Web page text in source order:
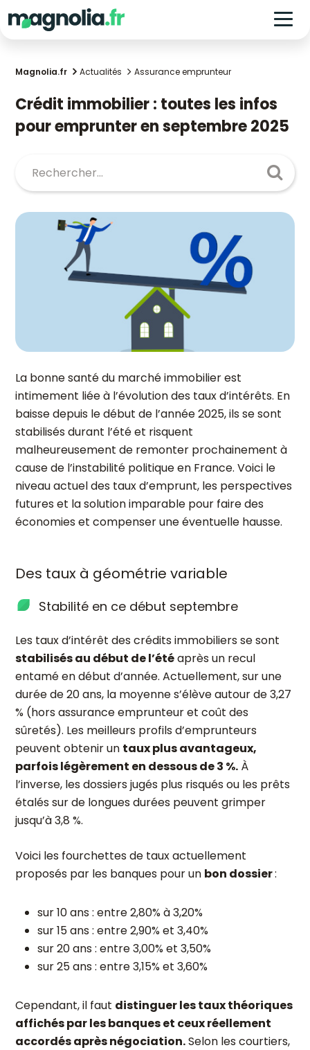
Magnolia.fr Actualités Assurance emprunteur
Crédit immobilier : toutes les infos
pour emprunter en septembre 2025
La bonne santé du marché immobilier est
intimement liée à l’évolution des taux d’intérêts. En
baisse depuis le début de l’année 2025, ils se sont
stabilisés durant l’été et risquent
malheureusement de remonter prochainement à
cause de l’instabilité politique en France. Voici le
niveau actuel des taux d’emprunt, les perspectives
futures et la solution imparable pour faire des
économies et compenser une éventuelle hausse.
Des taux à géométrie variable
Stabilité en ce début septembre
Les taux d’intérêt des crédits immobiliers se sont
stabilisés au début de l’étéaprès un recul
entamé en début d’année. Actuellement, sur une
durée de 20 ans, la moyenne s’élève autour de 3,27
% (hors assurance emprunteur et coût des
sûretés). Les meilleurs profils d’emprunteurs
peuvent obtenir un taux plus avantageux,
parfois légèrement en dessous de 3 %. À
l’inverse, les dossiers jugés plus risqués ou les prêts
étalés sur de longues durées peuvent grimper
jusqu’à 3,8 %.
Voici les fourchettes de taux actuellement
proposés par les banques pour un bon dossier:
sur 10 ans : entre 2,80% à 3,20%
sur 15 ans : entre 2,90% et 3,40%
sur 20 ans : entre 3,00% et 3,50%
sur 25 ans : entre 3,15% et 3,60%
Cependant, il faut distinguer les taux théoriques
affichés par les banques et ceux réellement
accordés après négociation.Selon les courtiers,